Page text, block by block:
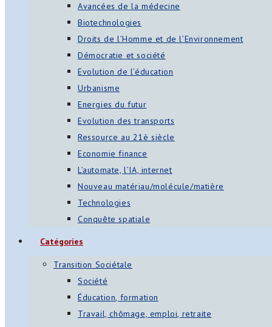
Avancées de la médecine
Biotechnologies
Droits de l’Homme et de l’Environnement
Démocratie et société
Evolution de l’éducation
Urbanisme
Energies du futur
Evolution des transports
Ressource au 21è siècle
Economie finance
L’automate, l’IA, internet
Nouveau matériau/molécule/matière
Technologies
Conquête spatiale
Catégories
Transition Sociétale
Société
Éducation, formation
Travail, chômage, emploi, retraite